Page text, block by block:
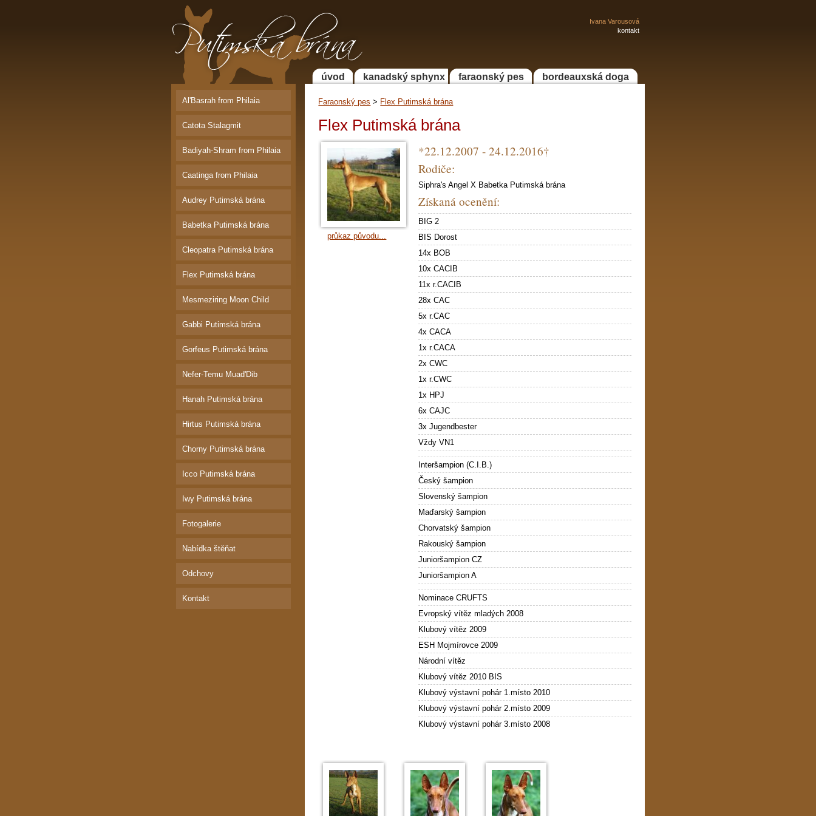
Putimská brána | Faraonský pes a
Bordeauxská doga
úvod kanadský sphynx faraonský pes bordeauxská doga
Al'Basrah from Philaia
Catota Stalagmit
Badiyah-Shram from Philaia
Caatinga from Philaia
Audrey Putimská brána
Babetka Putimská brána
Cleopatra Putimská brána
Flex Putimská brána
Mesmeziring Moon Child
Gabbi Putimská brána
Gorfeus Putimská brána
Nefer-Temu Muad'Dib
Hanah Putimská brána
Hirtus Putimská brána
Chorny Putimská brána
Icco Putimská brána
Iwy Putimská brána
Fotogalerie
Nabídka štěňat
Odchovy
Kontakt
Faraonský pes > Flex Putimská brána
Flex Putimská brána
průkaz původu...
*22.12.2007 - 24.12.2016†
Rodiče:
Siphra's Angel X Babetka Putimská brána
Získaná ocenění:
BIG 2
BIS Dorost
14x BOB
10x CACIB
11x r.CACIB
28x CAC
5x r.CAC
4x CACA
1x r.CACA
2x CWC
1x r.CWC
1x HPJ
6x CAJC
3x Jugendbester
Vždy VN1
Interšampion (C.I.B.)
Český šampion
Slovenský šampion
Maďarský šampion
Chorvatský šampion
Rakouský šampion
Junioršampion CZ
Junioršampion A
Nominace CRUFTS
Evropský vítěz mladých 2008
Klubový vítěz 2009
ESH Mojmírovce 2009
Národní vítěz
Klubový vítěz 2010 BIS
Klubový výstavní pohár 1.místo 2010
Klubový výstavní pohár 2.místo 2009
Klubový výstavní pohár 3.místo 2008
Ivana Varousová
kontakt